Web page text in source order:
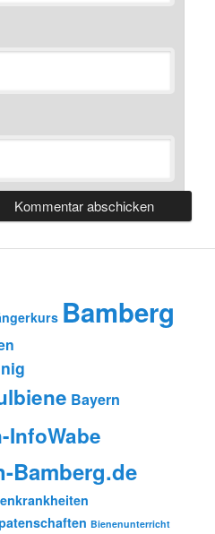
Bamberg
Bayern
InfoWabe
Bamberg.de
Bienenunterricht